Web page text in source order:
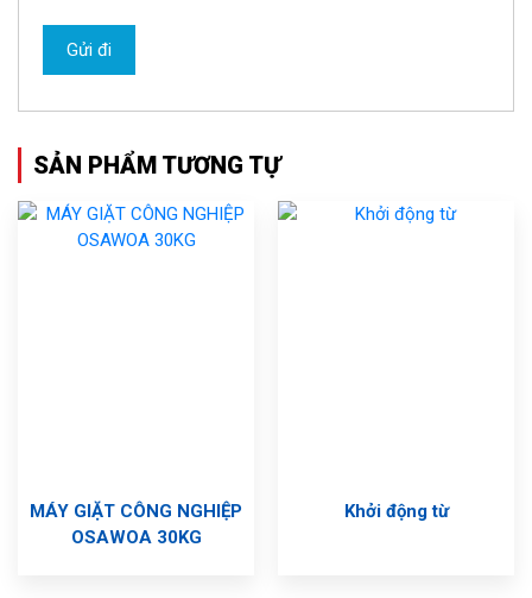
SẢN PHẨM TƯƠNG TỰ
MÁY GIẶT CÔNG NGHIỆP
OSAWOA 30KG
Khởi động từ